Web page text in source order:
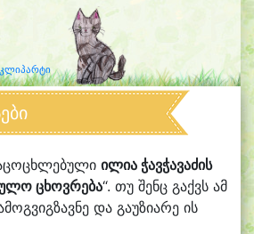
ილია ჭავჭავაძის
ცხოვრება“. თუ შენც გაქვს ამ
და გაუზიარე ის